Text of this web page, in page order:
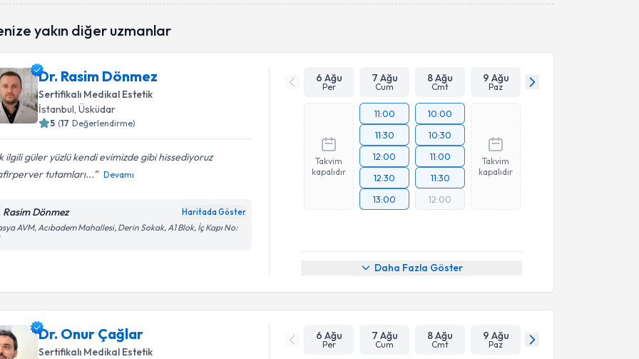
yakın diğer uzmanlar
Dr. Rasim Dönmez
Sertifikalı Medikal Estetik
İstanbul , Üsküdar
5 (17 Değerlendirme)
ilgili güler yüzlü kendi evimizde gibi hissediyoruz
tutamları...
Devamı
Rasim Dönmez Haritada Göster
AVM, Acıbadem Mahallesi, Derin Sokak, A1 Blok, İç Kapı No:
6 Ağu
Per
7 Ağu
Cum
8 Ağu
Cmt
9 Ağu
Paz
Takvim
kapalıdır
11:00
11:30
12:00
12:30
13:00
10:00
10:30
11:00
11:30
12:00
Takvim
kapalıdır
Daha Fazla Göster
Dr. Onur Çağlar
Sertifikalı Medikal Estetik
6 Ağu
Per
7 Ağu
Cum
8 Ağu
Cmt
9 Ağu
Paz